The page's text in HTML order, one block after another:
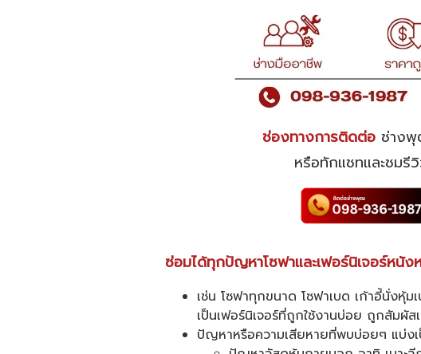
ช่องทางการติดต่อช่างพุ
หรือทักแชทและชม
ซ่อมได้ทุกปัญหาโซฟาและเฟอร์นิเจอร์หนั
เช่น โซฟาทุกขนาด โซฟาเบด เก้าอี้นั่งหุ้ม
เป็นเฟอร์นิเจอร์ที่ถูกใช้งานบ่อย ถูกสัมผัส
ปัญหาหรือความเสียหายที่พบบ่อยๆ แบ่ง